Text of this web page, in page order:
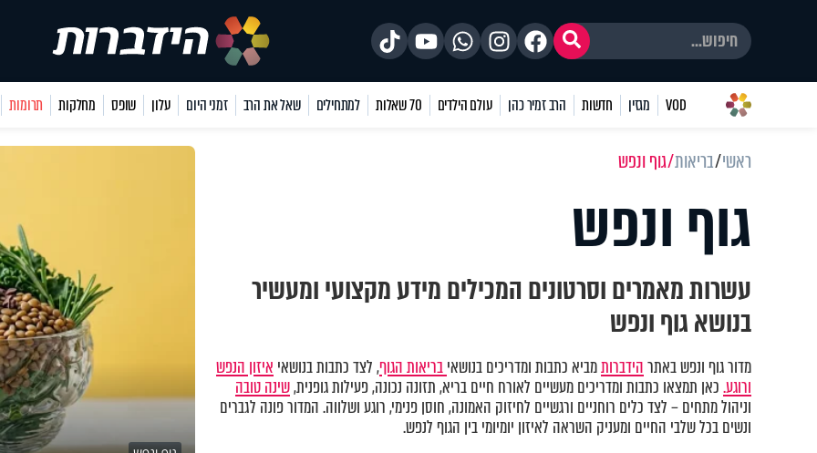
VOD מגזין חדשות הרב זמיר כהן עולם הילדים 70 שאלות למתחילים שאל את הרב זמני היום עלון שופס מחלקות תרומות
ראשי בריאות גוף ונפש
גוף ונפש
עשרות מאמרים וסרטונים המכילים מידע מקצועי ומעשיר
בנושא גוף ונפש
מדור גוף ונפש באתרהידברותמביא כתבות ומדריכים בנושאיבריאות הגוף, לצד כתבות בנושאי איזון הנפש
ורוגע.כאן תמצאו כתבות ומדריכים מעשיים לאורח חיים בריא, תזונה נכונה, פעילות גופנית,שינה טובה
וניהול מתחים – לצד כלים רוחניים ורגשיים לחיזוק האמונה, חוסן פנימי, רוגע ושלווה. המדור פונה לגברים
ונשים בכל שלבי החיים ומעניק השראה לאיזון יומיומי בין הגוף לנפש.